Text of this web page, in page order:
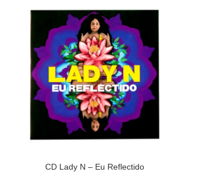
13.00€
CD Lady N – Eu Reflectido